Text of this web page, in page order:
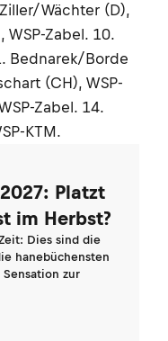
Wächter (D),
WSP-Zabel. 10.
Bednarek/Borde
(CH), WSP-
Zabel. 14.
KTM.
Platzt
im Herbst?
Dies sind die
hanebüchensten
zur